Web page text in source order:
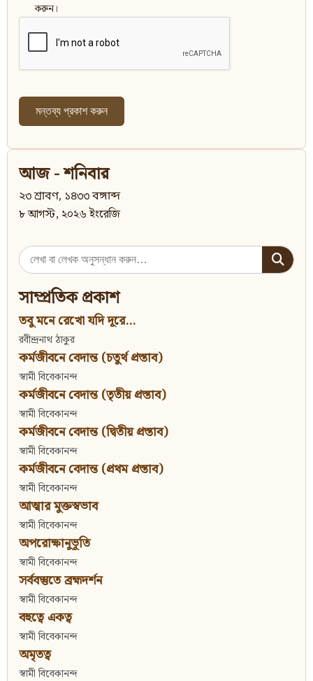
করুন।
আজ - শনিবার
২৩ শ্রাবণ, ১৪৩৩ বঙ্গাব্দ
৮ আগস্ট, ২০২৬ ইংরেজি
Search
for:
সাম্প্রতিক প্রকাশ
তবু মনে রেখো যদি দূরে...
রবীন্দ্রনাথ ঠাকুর
কর্মজীবনে বেদান্ত (চতুর্থ প্রস্তাব)
স্বামী বিবেকানন্দ
কর্মজীবনে বেদান্ত (তৃতীয় প্রস্তাব)
স্বামী বিবেকানন্দ
কর্মজীবনে বেদান্ত (দ্বিতীয় প্রস্তাব)
স্বামী বিবেকানন্দ
কর্মজীবনে বেদান্ত (প্রথম প্রস্তাব)
স্বামী বিবেকানন্দ
আত্মার মুক্তস্বভাব
স্বামী বিবেকানন্দ
অপরোক্ষানুভূতি
স্বামী বিবেকানন্দ
সর্ববস্তুতে ব্রহ্মদর্শন
স্বামী বিবেকানন্দ
বহুত্বে একত্ব
স্বামী বিবেকানন্দ
অমৃতত্ব
স্বামী বিবেকানন্দ